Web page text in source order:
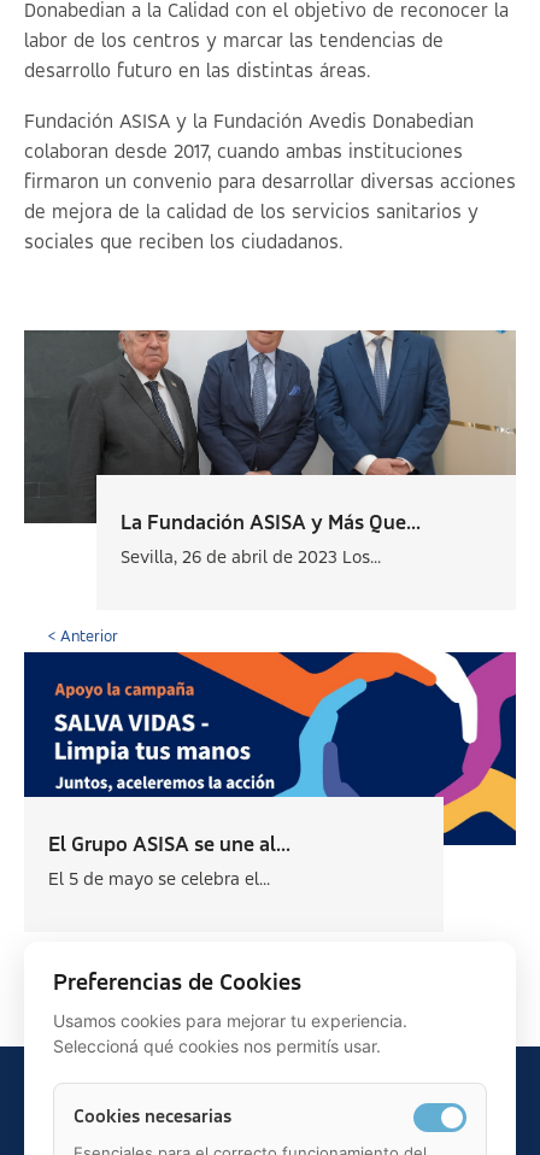
Donabedian a la Calidad con el objetivo de reconocer la
labor de los centros y marcar las tendencias de
desarrollo futuro en las distintas áreas.
Fundación ASISA y la Fundación Avedis Donabedian
colaboran desde 2017, cuando ambas instituciones
firmaron un convenio para desarrollar diversas acciones
de mejora de la calidad de los servicios sanitarios y
sociales que reciben los ciudadanos.
La Fundación ASISA y Más Que...
Sevilla, 26 de abril de 2023 Los...
< Anterior
El Grupo ASISA se une al...
El 5 de mayo se celebra el...
Preferencias de Cookies
Usamos cookies para mejorar tu experiencia.
Seleccioná qué cookies nos permitís usar.
Cookies necesarias